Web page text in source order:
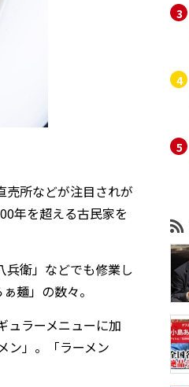
所などが注目されが
年を超える古民家を
衛」などでも修業し
麺」の数々。
ュラーメニューに加
ン」。「ラーメン